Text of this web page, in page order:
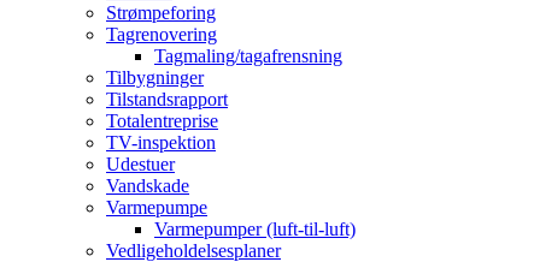
Strømpeforing
Tagrenovering
Tagmaling/tagafrensning
Tilbygninger
Tilstandsrapport
Totalentreprise
TV-inspektion
Udestuer
Vandskade
Varmepumpe
Varmepumper (luft-til-luft)
Vedligeholdelsesplaner